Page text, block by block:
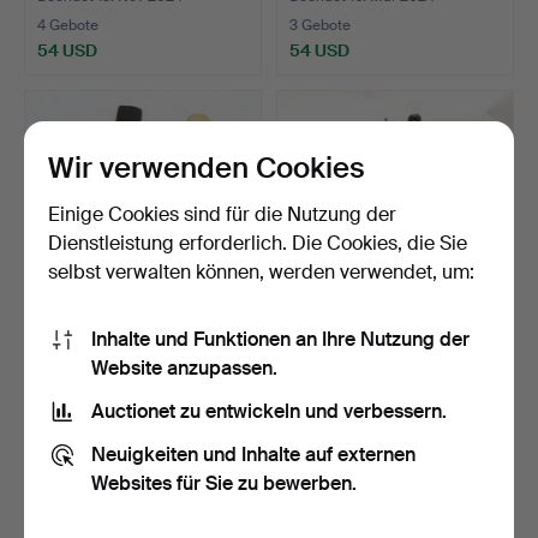
4 Gebote
54 USD
3 Gebote
54 USD
3 ANTIKE
KNOCHENWERKZEUGE.
Beendet 17. Mär 2026
54 USD
ELKINGTON & CO. ANTIKE
Beendet 3. Mär 2026
42 USD
Wir verwenden Cookies
Einige Cookies sind für die Nutzung der
Dienstleistung erforderlich. Die Cookies, die Sie
selbst verwalten können, werden verwendet, um:
Inhalte und Funktionen an Ihre Nutzung der
Website anzupassen.
Auctionet zu entwickeln und verbessern.
Neuigkeiten und Inhalte auf externen
Websites für Sie zu bewerben.